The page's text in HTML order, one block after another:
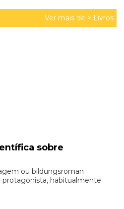
Ver mais de > Livros
sobre
ou bildungsroman
habitualmente